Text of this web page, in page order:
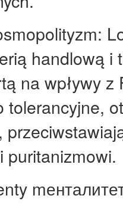
handlową i
na wpływy z
tolerancyjne,
,
puritanizmowi.